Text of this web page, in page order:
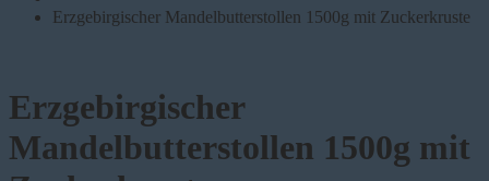
Erzgebirgischer Mandelbutterstollen 1500g mit Zuckerkruste
Erzgebirgischer
Mandelbutterstollen 1500g mit